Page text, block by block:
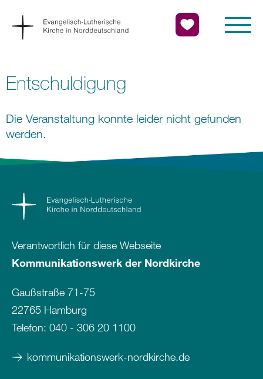
Entschuldigung
Die Veranstaltung konnte leider nicht gefunden
werden.
Verantwortlich für diese Webseite
Kommunikationswerk der Nordkirche
Gaußstraße 71-75
22765 Hamburg
Telefon: 040 - 306 20 1100
kommunikationswerk-nordkirche.de